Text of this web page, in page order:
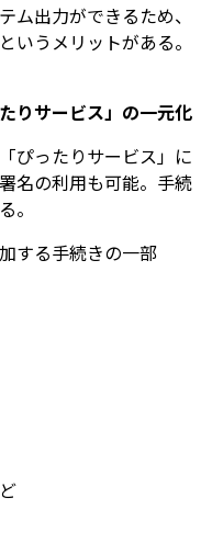
ム出力ができるため、
いうメリットがある。
りサービス」の一元化
ぴったりサービス」に
名の利用も可能。手続
。
する手続きの一部